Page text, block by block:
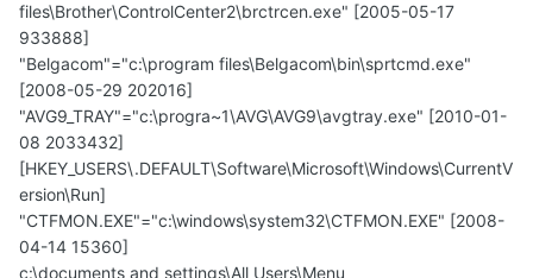
files\Brother\ControlCenter2\brctrcen.exe" [2005-05-17
933888]
"Belgacom"="c:\program files\Belgacom\bin\sprtcmd.exe"
[2008-05-29 202016]
"AVG9_TRAY"="c:\progra~1\AVG\AVG9\avgtray.exe" [2010-01-
08 2033432]
[HKEY_USERS\.DEFAULT\Software\Microsoft\Windows\CurrentV
ersion\Run]
"CTFMON.EXE"="c:\windows\system32\CTFMON.EXE" [2008-
04-14 15360]
c:\documents and settings\All Users\Menu